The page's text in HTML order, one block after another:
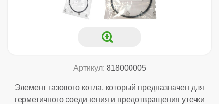
Артикул: 818000005
Элемент газового котла, который предназначен для
герметичного соединения и предотвращения утечки